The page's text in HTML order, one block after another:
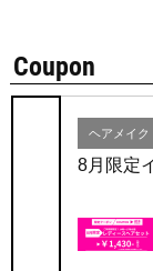
Coupon
ヘアメイク
8月限定